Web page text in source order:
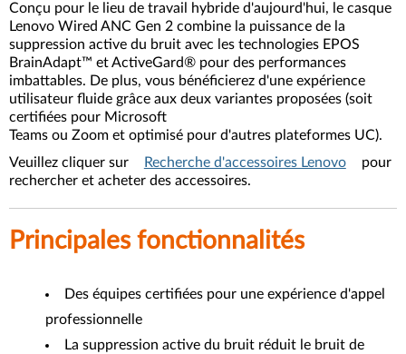
Conçu pour le lieu de travail hybride d'aujourd'hui, le casque
Lenovo Wired ANC Gen 2 combine la puissance de la
suppression active du bruit avec les technologies EPOS
BrainAdapt™ et ActiveGard® pour des performances
imbattables. De plus, vous bénéficierez d'une expérience
utilisateur fluide grâce aux deux variantes proposées (soit
certifiées pour Microsoft
Teams ou Zoom et optimisé pour d'autres plateformes UC).
Veuillez cliquer sur
Recherche d'accessoires Lenovo
pour
rechercher et acheter des accessoires.
Principales fonctionnalités
Des équipes certifiées pour une expérience d'appel
professionnelle
La suppression active du bruit réduit le bruit de